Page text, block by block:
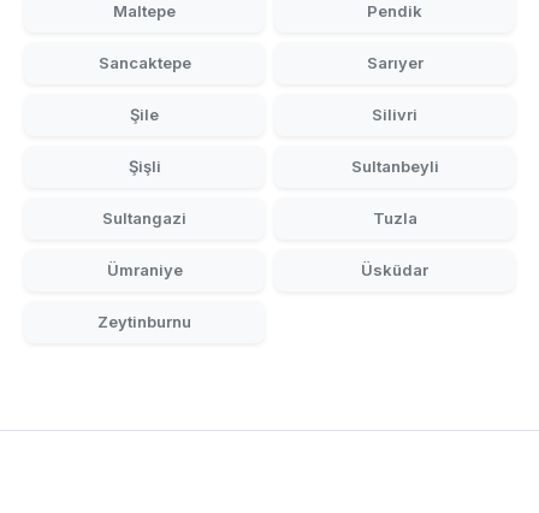
Maltepe Pendik
Sancaktepe Sarıyer
Şile Silivri
Şişli Sultanbeyli
Sultangazi Tuzla
Ümraniye Üsküdar
Zeytinburnu